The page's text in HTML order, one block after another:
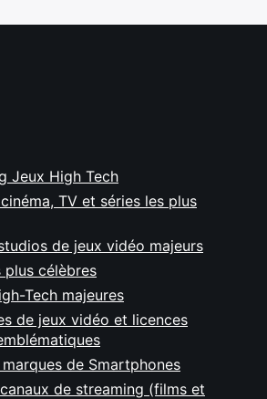
Jeux High Tech
TV et séries les plus
de jeux vidéo majeurs
plus célèbres
Tech majeures
de jeux vidéo et licences
de Smartphones
de streaming (films et